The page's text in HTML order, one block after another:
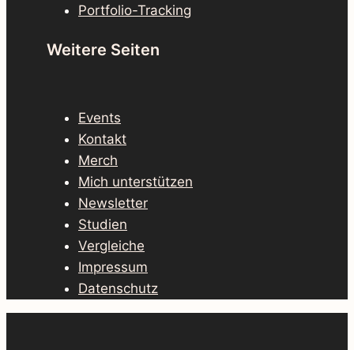
Portfolio-Tracking
Weitere Seiten
Events
Kontakt
Merch
Mich unterstützen
Newsletter
Studien
Vergleiche
Impressum
Datenschutz